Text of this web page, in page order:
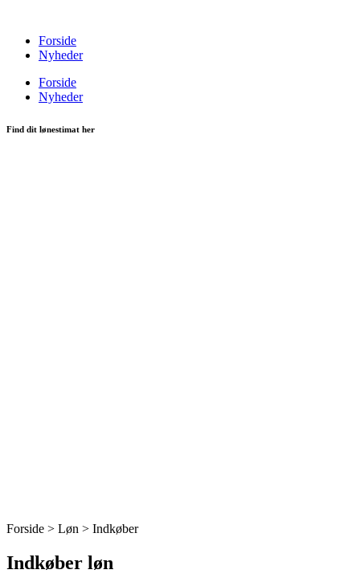
indholdForside
Nyheder
Forside
Nyheder
Find dit lønestimat her
Forside > Løn > Indkøber
Indkøber løn